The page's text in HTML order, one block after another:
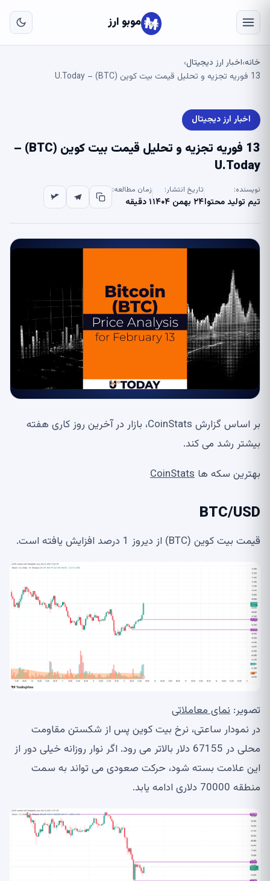
موبو ارز
خانه›اخبار ارز دیجیتال›
13 فوریه تجزیه و تحلیل قیمت بیت کوین (BTC) – U.Today
اخبار ارز دیجیتال
13 فوریه تجزیه و تحلیل قیمت بیت کوین (BTC) –
U.Today
نویسنده:
تیم تولید محتوا
تاریخ انتشار:
۲۴ بهمن ۱۴۰۴
زمان مطالعه:
۱ دقیقه
بر اساس گزارش CoinStats، بازار در آخرین روز کاری هفته
بیشتر رشد می کند.
بهترین سکه ها CoinStats
BTC/USD
قیمت بیت کوین (BTC) از دیروز 1 درصد افزایش یافته است.
تصویر: نمای معاملاتی
در نمودار ساعتی، نرخ بیت کوین پس از شکستن مقاومت
محلی در 67155 دلار بالاتر می رود. اگر نوار روزانه خیلی دور از
این علامت بسته شود، حرکت صعودی می تواند به سمت
منطقه 70000 دلاری ادامه یابد.